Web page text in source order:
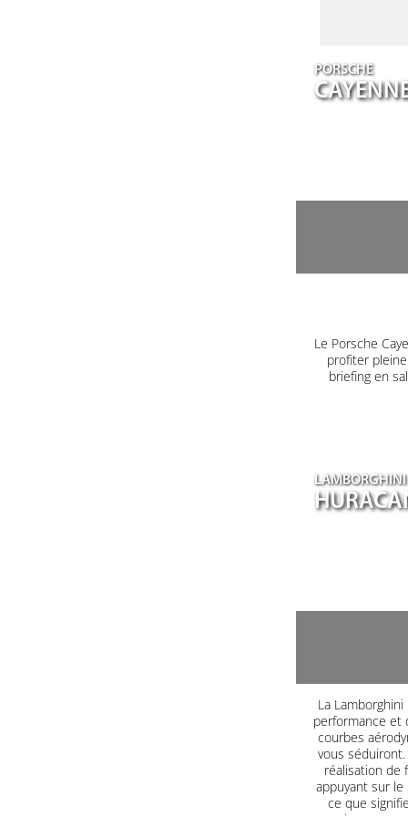
PORSCHE
Le Porsche
profiter
briefing en
LAMBORGHINI
La
performance et
courbes
vous
réalisation de
appuyant sur le
ce que